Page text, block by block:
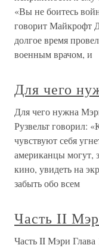
«Вы не боитесь
говорит Майкрофт
долгое время
военным врачом, и
Для чего
Для чего нужна
Рузвельт говорил:
чувствуют себя
американцы могут,
кино, увидеть на
забыть обо всем
Часть II
Часть II Мэри